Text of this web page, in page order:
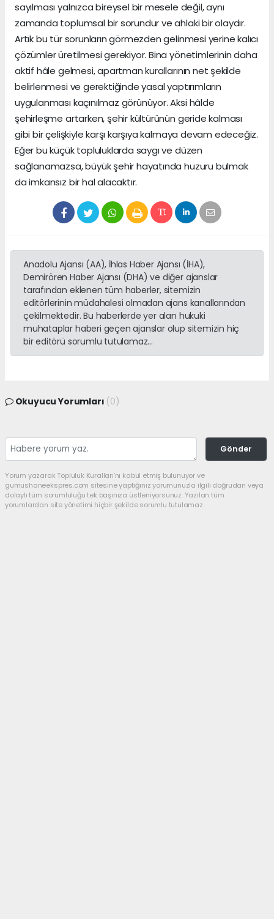
sayılması yalnızca bireysel bir mesele değil, aynı
zamanda toplumsal bir sorundur ve ahlaki bir olaydır.
Artık bu tür sorunların görmezden gelinmesi yerine kalıcı
çözümler üretilmesi gerekiyor. Bina yönetimlerinin daha
aktif hâle gelmesi, apartman kurallarının net şekilde
belirlenmesi ve gerektiğinde yasal yaptırımların
uygulanması kaçınılmaz görünüyor. Aksi hâlde
şehirleşme artarken, şehir kültürünün geride kalması
gibi bir çelişkiyle karşı karşıya kalmaya devam edeceğiz.
Eğer bu küçük topluluklarda saygı ve düzen
sağlanamazsa, büyük şehir hayatında huzuru bulmak
da imkansız bir hal alacaktır.
Anadolu Ajansı (AA), İhlas Haber Ajansı (İHA),
Demirören Haber Ajansı (DHA) ve diğer ajanslar
tarafından eklenen tüm haberler, sitemizin
editörlerinin müdahalesi olmadan ajans kanallarından
çekilmektedir. Bu haberlerde yer alan hukuki
muhataplar haberi geçen ajanslar olup sitemizin hiç
bir editörü sorumlu tutulamaz...
Okuyucu Yorumları (0)
Gönder
Yorum yazarak Topluluk Kuralları’nı kabul etmiş bulunuyor ve
gumushaneekspres.com sitesine yaptığınız yorumunuzla ilgili doğrudan veya
dolaylı tüm sorumluluğu tek başınıza üstleniyorsunuz. Yazılan tüm
yorumlardan site yönetimi hiçbir şekilde sorumlu tutulamaz.